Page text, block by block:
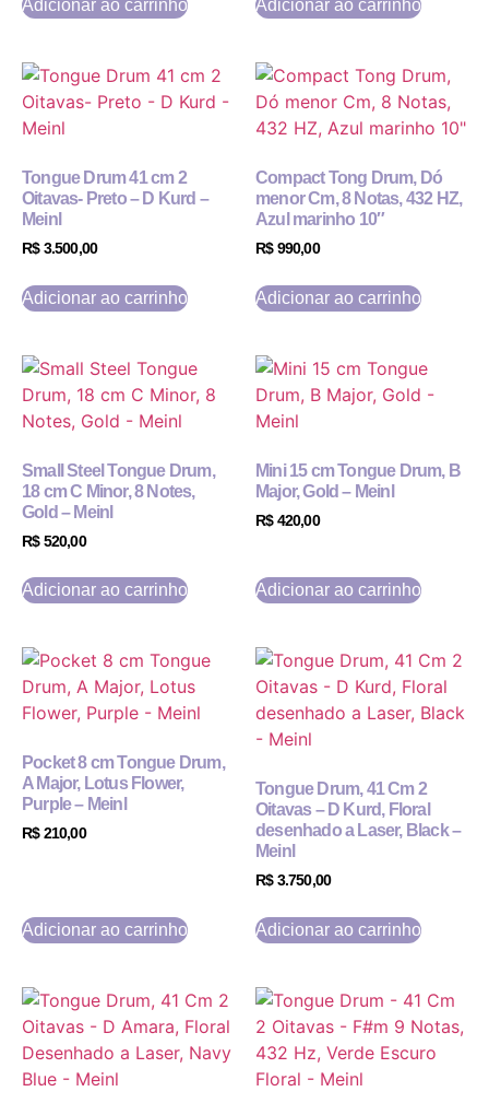
Adicionar ao carrinho Adicionar ao carrinho
Tongue Drum 41 cm 2
Oitavas- Preto – D Kurd –
Meinl
R$3.500,00
Adicionar ao carrinho
Compact Tong Drum, Dó
menor Cm, 8 Notas, 432 HZ,
Azul marinho 10″
R$990,00
Adicionar ao carrinho
Small Steel Tongue Drum,
18 cm C Minor, 8 Notes,
Gold – Meinl
R$520,00
Adicionar ao carrinho
Mini 15 cm Tongue Drum, B
Major, Gold – Meinl
R$420,00
Adicionar ao carrinho
Pocket 8 cm Tongue Drum,
A Major, Lotus Flower,
Purple – Meinl
R$210,00
Adicionar ao carrinho
Tongue Drum, 41 Cm 2
Oitavas – D Kurd, Floral
desenhado a Laser, Black –
Meinl
R$3.750,00
Adicionar ao carrinho